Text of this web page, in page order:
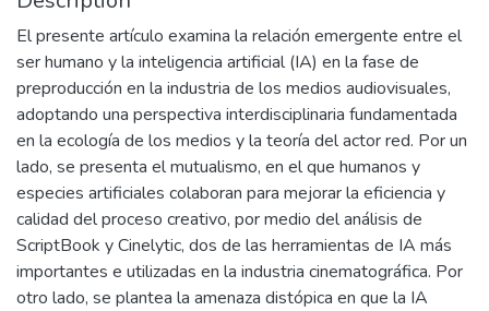
El presente artículo examina la relación emergente entre el
ser humano y la inteligencia artificial (IA) en la fase de
preproducción en la industria de los medios audiovisuales,
adoptando una perspectiva interdisciplinaria fundamentada
en la ecología de los medios y la teoría del actor red. Por un
lado, se presenta el mutualismo, en el que humanos y
especies artificiales colaboran para mejorar la eficiencia y
calidad del proceso creativo, por medio del análisis de
ScriptBook y Cinelytic, dos de las herramientas de IA más
importantes e utilizadas en la industria cinematográfica. Por
otro lado, se plantea la amenaza distópica en que la IA